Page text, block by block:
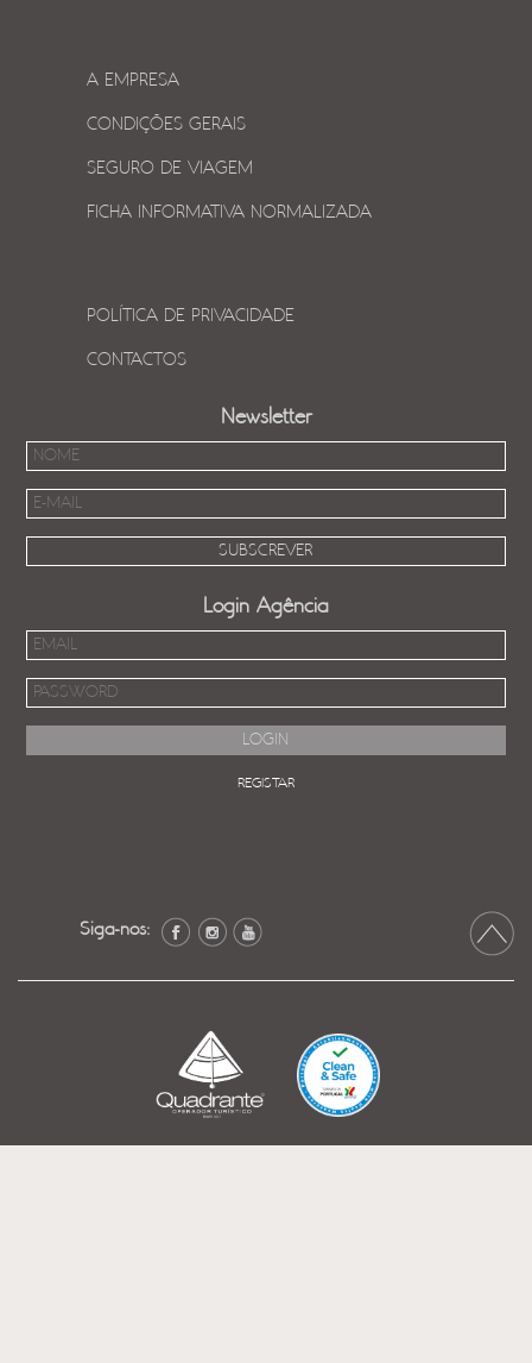
A EMPRESA
CONDIÇÕES GERAIS
SEGURO DE VIAGEM
FICHA INFORMATIVA NORMALIZADA
POLÍTICA DE PRIVACIDADE
CONTACTOS
Newsletter
Login Agência
REGISTAR
Siga-nos: